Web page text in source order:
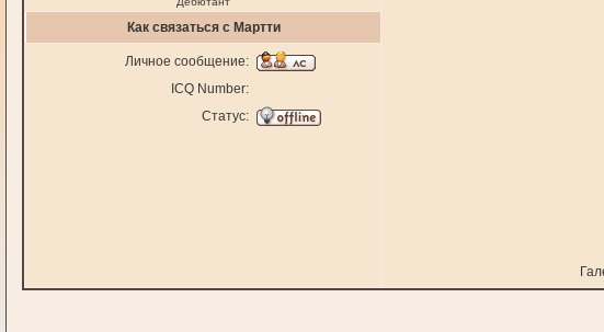
Как связаться с Мартти
Личное сообщение:
ICQ Number:
Статус: